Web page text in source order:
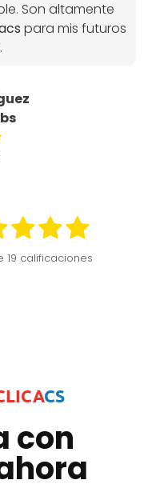
Son altamente
para mis futuros
19 calificaciones
CS
con